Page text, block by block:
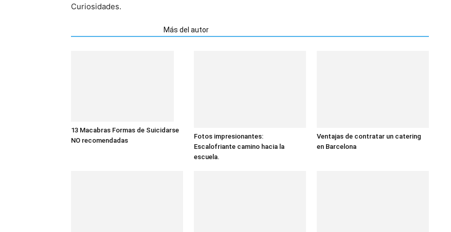
Curiosidades.
Más del autor
13 Macabras Formas de Suicidarse
NO recomendadas
Fotos impresionantes:
Escalofriante camino hacia la
escuela.
Ventajas de contratar un catering
en Barcelona